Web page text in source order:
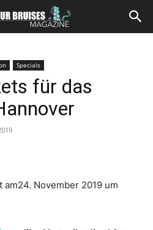
Specials
für das
November 2019 um